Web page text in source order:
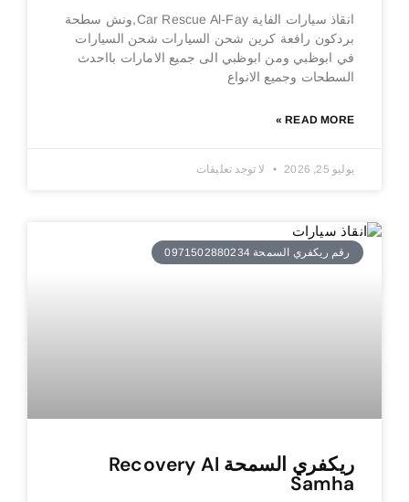
انقاذ سيارات الفاية Car Rescue Al-Fay,ونش سطحة
بردكون رافعة كرين شحن السيارات شحن السيارات
في ابوظبي ومن ابوظبي الى جميع الامارات بااحدث
السطحات وجميع الانواع
READ MORE »
يوليو 25, 2026 لا توجد تعليقات
رقم ريكفري السمحة 0971502880234
ريكفري السمحة Recovery Al
Samha